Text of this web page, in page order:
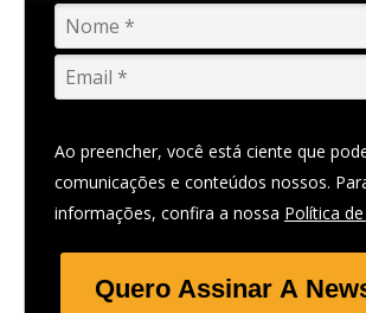
Ao preencher, você está ciente que
comunicações e conteúdos nossos.
informações, confira a nossa Política
Quero Assinar A